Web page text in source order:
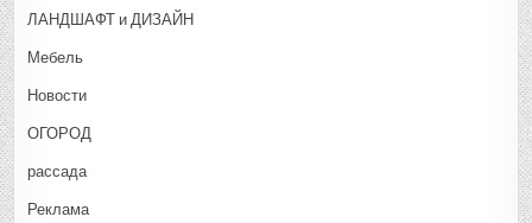
ЛАНДШАФТ и ДИЗАЙН
Мебель
Новости
ОГОРОД
рассада
Реклама